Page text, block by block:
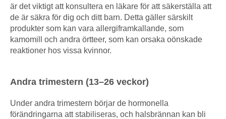
är det viktigt att konsultera en läkare för att säkerställa att
de är säkra för dig och ditt barn. Detta gäller särskilt
produkter som kan vara allergiframkallande, som
kamomill och andra örtteer, som kan orsaka oönskade
reaktioner hos vissa kvinnor.
Andra trimestern (13–26 veckor)
Under andra trimestern börjar de hormonella
förändringarna att stabiliseras, och halsbrännan kan bli